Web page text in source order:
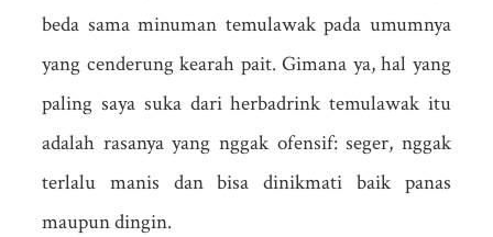
beda sama minuman temulawak pada umumnya
yang cenderung kearah pait. Gimana ya, hal yang
paling saya suka dari herbadrink temulawak itu
adalah rasanya yang nggak ofensif: seger, nggak
terlalu manis dan bisa dinikmati baik panas
maupun dingin.